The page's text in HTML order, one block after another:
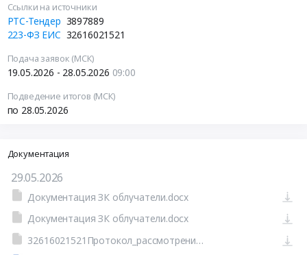
Ссылки на источники
РТС-Тендер 3897889
223-ФЗ ЕИС 32616021521
Подача заявок (МСК)
19.05.2026 - 28.05.2026 09:00
Подведение итогов (МСК)
по 28.05.2026
Документация
29.05.2026
Документация ЗК облучатели.docx
Документация ЗК облучатели.docx
32616021521Протокол_рассмотрения_заявок_на_участие_в_ЗК_2_или_более_рассматривается_1_или_более_допущено_(системный) (53).docx